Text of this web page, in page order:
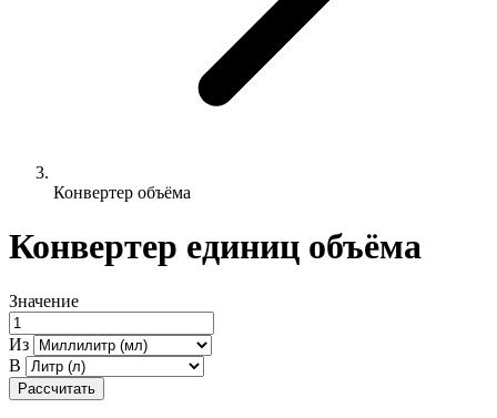
Конвертер объёма
Конвертер единиц объёма
Значение
Из
В
Рассчитать